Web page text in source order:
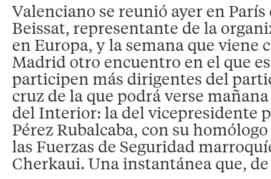
Valenciano se reunió ayer en
Beissat, representante de la
en Europa, y la semana que viene
Madrid otro encuentro en el que
participen más dirigentes del
cruz de la que podrá verse
del Interior: la del vicepresidente
Pérez Rubalcaba, con su
las Fuerzas de Seguridad
Cherkaui. Una instantánea que,